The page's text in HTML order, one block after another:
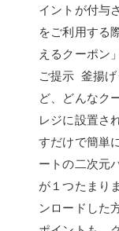
イントが付与
をご利用する
えるクーポン
ご提示 釜揚
ど、どんなク
レジに設置さ
すだけで簡単
ートの二次元
が１つたまり
ンロードした